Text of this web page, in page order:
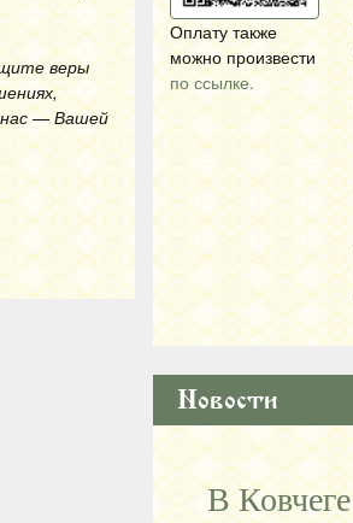
веры
нас — Вашей
Оплату также
можно произвести
по ссылке.
Новости
В